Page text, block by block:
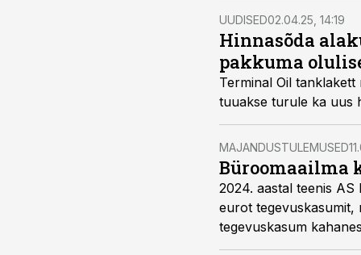
UUDISED02.04.25, 14:19
Hinnasõda
pakkuma
Terminal Oil tanklakett
tuuakse turule ka uus
MAJANDUSTULEMUSED
Büroomaailma
2024. aastal teenis
eurot tegevuskasumit,
tegevuskasum
ja klientide